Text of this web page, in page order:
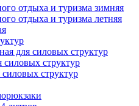
отдыха и туризма зимняя
отдыха и туризма летняя
для силовых структур
структур
структур